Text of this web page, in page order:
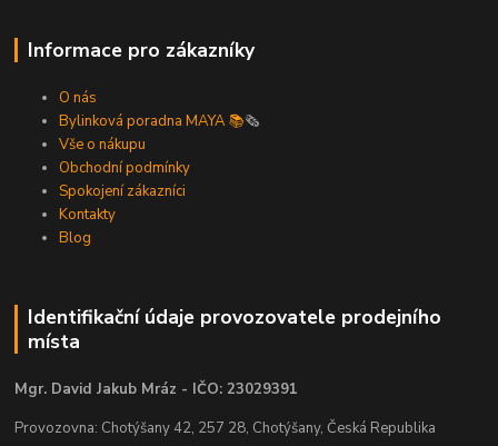
Informace pro zákazníky
O nás
Bylinková poradna MAYA 📚🗞️
Vše o nákupu
Obchodní podmínky
Spokojení zákazníci
Kontakty
Blog
Identifikační údaje provozovatele prodejního
místa
Mgr. David Jakub Mráz - IČO: 23029391
Provozovna: Chotýšany 42, 257 28, Chotýšany, Česká Republika